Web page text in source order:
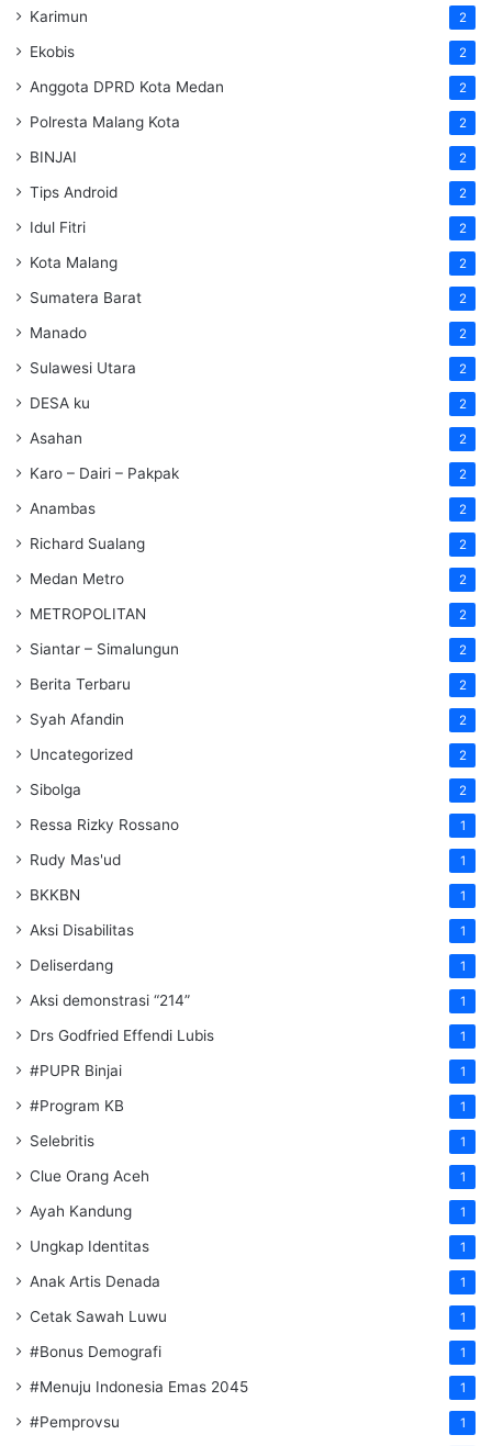
Karimun 2
Ekobis 2
Anggota DPRD Kota Medan 2
Polresta Malang Kota 2
BINJAI 2
Tips Android 2
Idul Fitri 2
Kota Malang 2
Sumatera Barat 2
Manado 2
Sulawesi Utara 2
DESA ku 2
Asahan 2
Karo – Dairi – Pakpak 2
Anambas 2
Richard Sualang 2
Medan Metro 2
METROPOLITAN 2
Siantar – Simalungun 2
Berita Terbaru 2
Syah Afandin 2
Uncategorized 2
Sibolga 2
Ressa Rizky Rossano 1
Rudy Mas'ud 1
BKKBN 1
Aksi Disabilitas 1
Deliserdang 1
Aksi demonstrasi “214” 1
Drs Godfried Effendi Lubis 1
#PUPR Binjai 1
#Program KB 1
Selebritis 1
Clue Orang Aceh 1
Ayah Kandung 1
Ungkap Identitas 1
Anak Artis Denada 1
Cetak Sawah Luwu 1
#Bonus Demografi 1
#Menuju Indonesia Emas 2045 1
#Pemprovsu 1